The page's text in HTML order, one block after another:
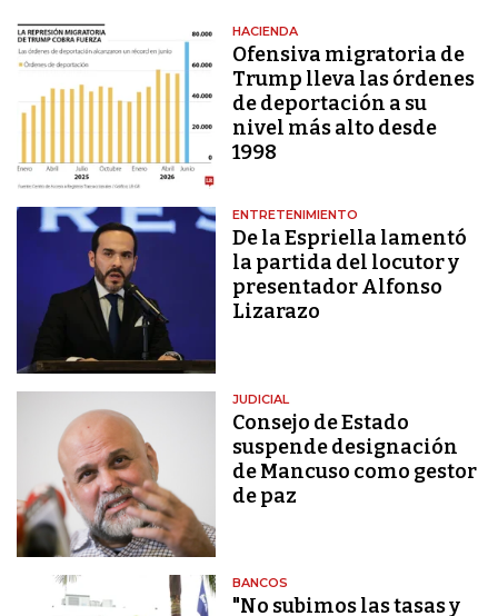
HACIENDA
Ofensiva migratoria de
Trump lleva las órdenes
de deportación a su
nivel más alto desde
1998
ENTRETENIMIENTO
De la Espriella lamentó
la partida del locutor y
presentador Alfonso
Lizarazo
JUDICIAL
Consejo de Estado
suspende designación
de Mancuso como gestor
de paz
BANCOS
"No subimos las tasas y